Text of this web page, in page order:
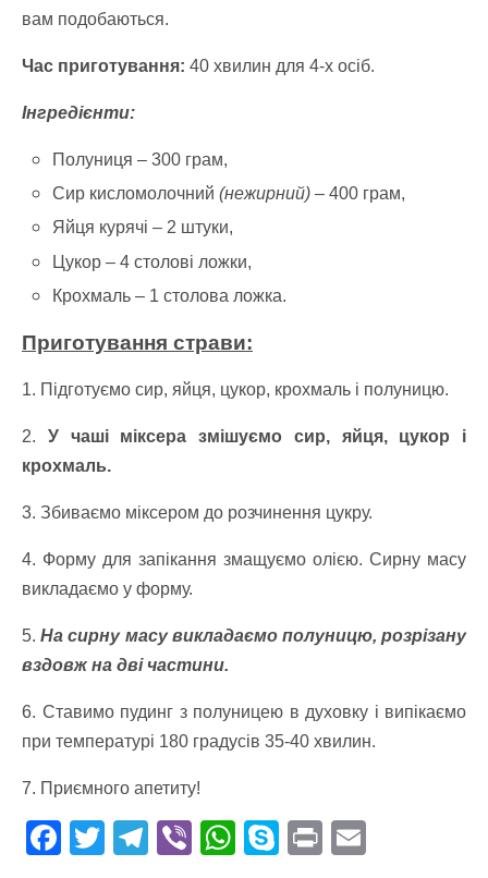
вам подобаються.
Час приготування: 40 хвилин для 4-х осіб.
Інгредієнти:
Полуниця – 300 грам,
Сир кисломолочний(нежирний) – 400 грам,
Яйця курячі – 2 штуки,
Цукор – 4 столові ложки,
Крохмаль – 1 столова ложка.
Приготування страви:
1. Підготуємо сир, яйця, цукор, крохмаль і полуницю.
2. У чаші міксера змішуємо сир, яйця, цукор і
крохмаль.
3. Збиваємо міксером до розчинення цукру.
4. Форму для запікання змащуємо олією. Сирну масу
викладаємо у форму.
5.На сирну масу викладаємо полуницю, розрізану
вздовж на дві частини.
6. Ставимо пудинг з полуницею в духовку і випікаємо
при температурі 180 градусів 35-40 хвилин.
7. Приємного апетиту!
F T T Vi W S Pr